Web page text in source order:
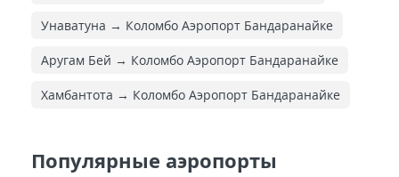
Унаватуна → Коломбо Аэропорт Бандаранайке
Аругам Бей → Коломбо Аэропорт Бандаранайке
Хамбантота → Коломбо Аэропорт Бандаранайке
Популярные аэропорты